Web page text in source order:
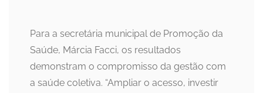
Para a secretária municipal de Promoção da
Saúde, Márcia Facci, os resultados
demonstram o compromisso da gestão com
a saúde coletiva. “Ampliar o acesso, investir